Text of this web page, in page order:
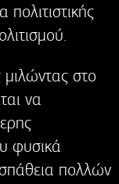
στο
να
φυσικά
πολλών